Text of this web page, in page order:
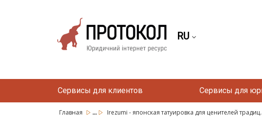
RU
Сервисы для клиентов Сервисы для
Главная ... Irezumi - японская татуировка для ценителей